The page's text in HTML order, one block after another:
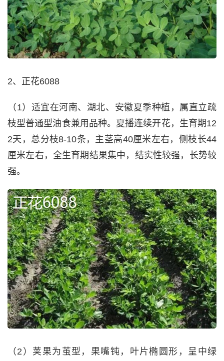
2、正花6088
（1）适宜在河南、湖北、安徽夏季种植，属直立疏
枝型普通型油食兼用品种。夏播连续开花，生育期12
2天，总分枝8-10条，主茎高40厘米左右，侧枝长44
厘米左右，全生育期结果集中，结实性较强，长势较
强。
（2）荚果为茧型，果嘴钝，叶片椭圆形，呈中绿